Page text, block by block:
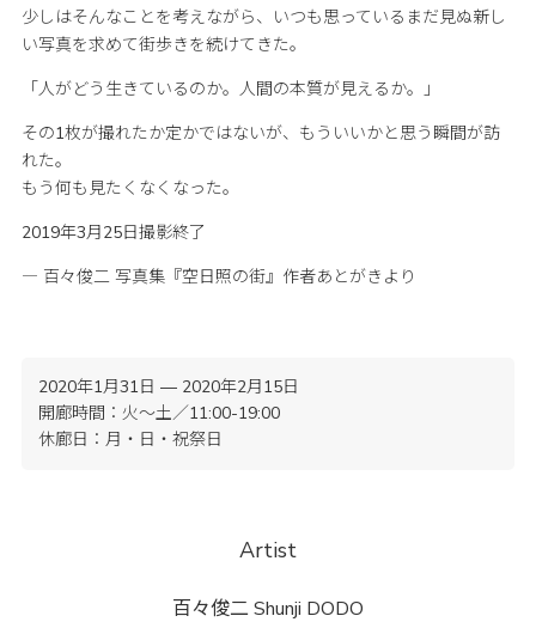
少しはそんなことを考えながら、いつも思っているまだ見ぬ新し
い写真を求めて街歩きを続けてきた。
「人がどう生きているのか。人間の本質が見えるか。」
その1枚が撮れたか定かではないが、もういいかと思う瞬間が訪
れた。
もう何も見たくなくなった。
2019年3月25日撮影終了
― 百々俊二 写真集『空日照の街』作者あとがきより
2020年1月31日 — 2020年2月15日
開廊時間：火〜土／11:00-19:00
休廊日：月・日・祝祭日
Artist
百々俊二Shunji DODO